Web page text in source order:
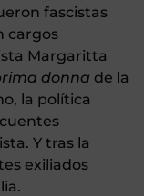
fascistas
cargos
Margaritta
donna de la
la política
Y tras la
exiliados